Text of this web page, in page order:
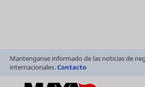
Mantenganse informado de las noticias de
internacionales.Contacto